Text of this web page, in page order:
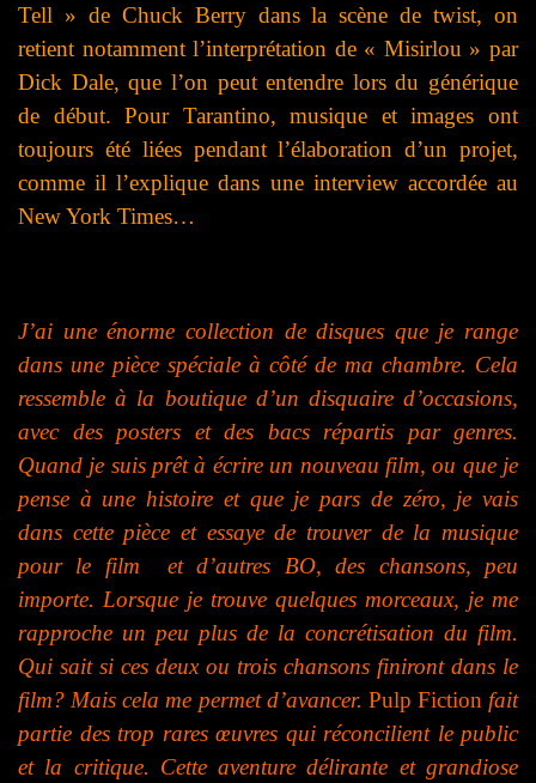
Tell » de Chuck Berry dans la scène de twist, on
retient notamment l’interprétation de « Misirlou » par
Dick Dale, que l’on peut entendre lors du générique
de début. Pour Tarantino, musique et images ont
toujours été liées pendant l’élaboration d’un projet,
comme il l’explique dans une interview accordée au
New York Times…
J’ai une énorme collection de disques que je range
dans une pièce spéciale à côté de ma chambre. Cela
ressemble à la boutique d’un disquaire d’occasions,
avec des posters et des bacs répartis par genres.
Quand je suis prêt à écrire un nouveau film, ou que je
pense à une histoire et que je pars de zéro, je vais
dans cette pièce et essaye de trouver de la musique
pour le film et d’autres BO, des chansons, peu
importe. Lorsque je trouve quelques morceaux, je me
rapproche un peu plus de la concrétisation du film.
Qui sait si ces deux ou trois chansons finiront dans le
film? Mais cela me permet d’avancer. Pulp Fiction fait
partie des trop rares œuvres qui réconcilient le public
et la critique. Cette aventure délirante et grandiose